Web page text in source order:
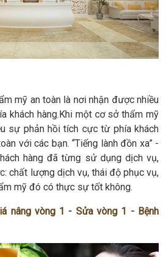
mỹ an toàn là nơi nhận được nhiều
khách hàng.Khi một cơ sở thẩm mỹ
sự phản hồi tích cực từ phía khách
với các bạn. “Tiếng lành đồn xa” -
hàng đã từng sử dụng dịch vụ,
chất lượng dịch vụ, thái độ phục vụ,
mỹ đó có thực sự tốt không.
nâng vòng 1 - Sửa vòng 1 - Bệnh